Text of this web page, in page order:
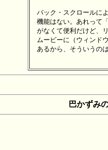
バック・スクロールに
機能はない。あれって
がなくて便利だけど、
ムービーに（ウィンド
あるから、そういうの
巴かずみ